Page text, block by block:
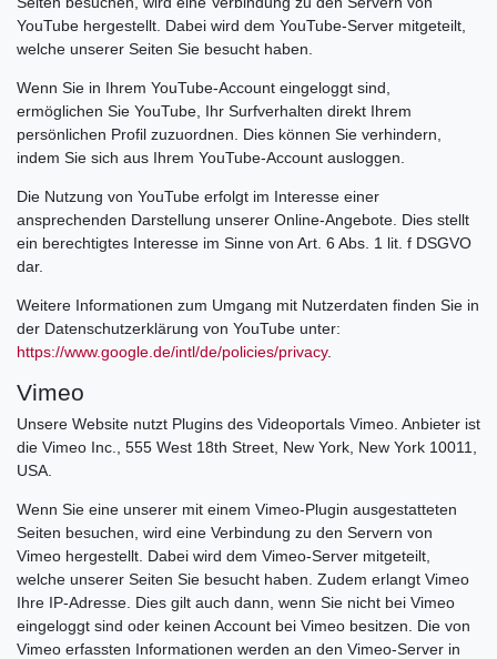
YouTube hergestellt. Dabei wird dem YouTube-Server mitgeteilt,
welche unserer Seiten Sie besucht haben.
Wenn Sie in Ihrem YouTube-Account eingeloggt sind,
ermöglichen Sie YouTube, Ihr Surfverhalten direkt Ihrem
persönlichen Profil zuzuordnen. Dies können Sie verhindern,
indem Sie sich aus Ihrem YouTube-Account ausloggen.
Die Nutzung von YouTube erfolgt im Interesse einer
ansprechenden Darstellung unserer Online-Angebote. Dies stellt
ein berechtigtes Interesse im Sinne von Art. 6 Abs. 1 lit. f DSGVO
dar.
Weitere Informationen zum Umgang mit Nutzerdaten finden Sie in
der Datenschutzerklärung von YouTube unter:
https://www.google.de/intl/de/policies/privacy.
Vimeo
Unsere Website nutzt Plugins des Videoportals Vimeo. Anbieter ist
die Vimeo Inc., 555 West 18th Street, New York, New York 10011,
USA.
Wenn Sie eine unserer mit einem Vimeo-Plugin ausgestatteten
Seiten besuchen, wird eine Verbindung zu den Servern von
Vimeo hergestellt. Dabei wird dem Vimeo-Server mitgeteilt,
welche unserer Seiten Sie besucht haben. Zudem erlangt Vimeo
Ihre IP-Adresse. Dies gilt auch dann, wenn Sie nicht bei Vimeo
eingeloggt sind oder keinen Account bei Vimeo besitzen. Die von
Vimeo erfassten Informationen werden an den Vimeo-Server in